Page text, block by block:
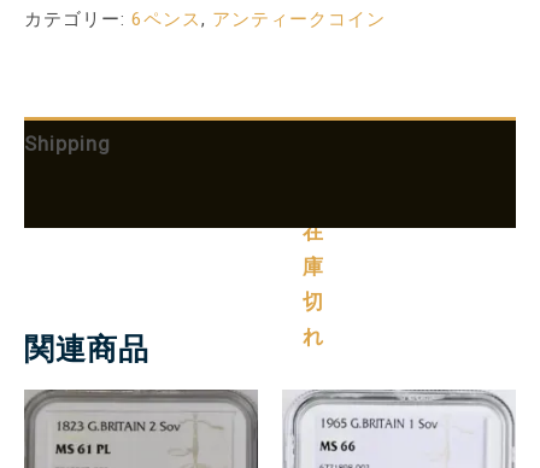
カテゴリー: 6ペンス, アンティークコイン
Shipping
関連商品
在
庫
切
れ